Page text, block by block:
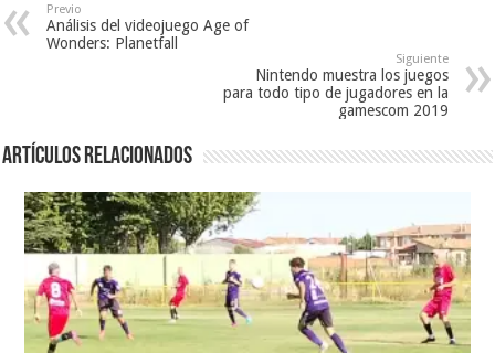
Previo
Análisis del videojuego Age of
Wonders: Planetfall
Siguiente
Nintendo muestra los juegos
para todo tipo de jugadores en la
gamescom 2019
Artículos relacionados